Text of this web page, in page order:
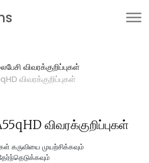
விவரக்குறிப்புகள்
விவரக்குறிப்புகள்
விவரக்குறிப்புகள்
கருவியை முயற்சிக்கவும்